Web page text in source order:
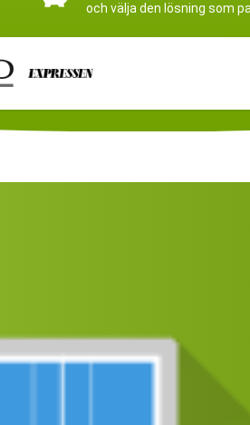
och välja den lösning som